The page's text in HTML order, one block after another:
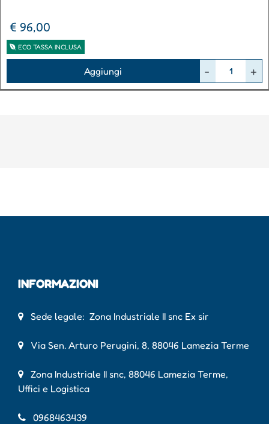
€ 96,00
ECO TASSA INCLUSA
Aggiungi
INFORMAZIONI
Sede legale: Zona Industriale II snc Ex sir
Via Sen. Arturo Perugini, 8, 88046 Lamezia Terme
Zona Industriale II snc, 88046 Lamezia Terme,
Uffici e Logistica
0968463439